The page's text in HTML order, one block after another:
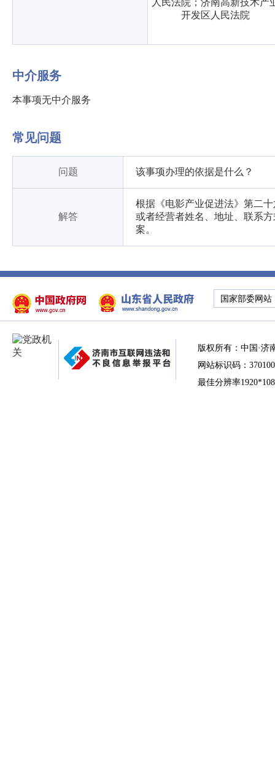
人民法院；济南高新技术产
开发区人民法院
中介服务
本事项无中介服务
常见问题
问题 该事项办理的依据是什么？
解答
根据《电影产业促进法》第二
或者经营者姓名、地址、联系
案。
国家部委网站
版权所有：中国·济
网站标识码：
最佳分辨率